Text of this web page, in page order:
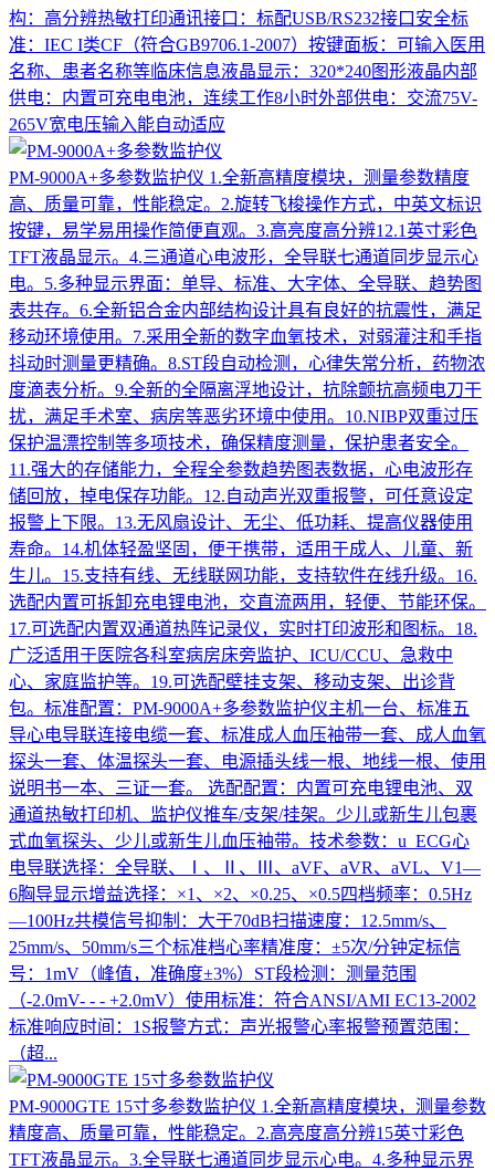
构：高分辨热敏打印通讯接口：标配USB/RS232接口安全标
准：IEC I类CF（符合GB9706.1-2007）按键面板：可输入医用
名称、患者名称等临床信息液晶显示：320*240图形液晶内部
供电：内置可充电电池，连续工作8小时外部供电：交流75V-
265V宽电压输入能自动适应
PM-9000A+多参数监护仪 1.全新高精度模块，测量参数精度
高、质量可靠，性能稳定。2.旋转飞梭操作方式，中英文标识
按键，易学易用操作简便直观。3.高亮度高分辨12.1英寸彩色
TFT液晶显示。4.三通道心电波形，全导联七通道同步显示心
电。5.多种显示界面：单导、标准、大字体、全导联、趋势图
表共存。6.全新铝合金内部结构设计具有良好的抗震性，满足
移动环境使用。7.采用全新的数字血氧技术，对弱灌注和手指
抖动时测量更精确。8.ST段自动检测，心律失常分析，药物浓
度滴表分析。9.全新的全隔离浮地设计，抗除颤抗高频电刀干
扰，满足手术室、病房等恶劣环境中使用。10.NIBP双重过压
保护温漂控制等多项技术，确保精度测量，保护患者安全。
11.强大的存储能力，全程全参数趋势图表数据，心电波形存
储回放，掉电保存功能。12.自动声光双重报警，可任意设定
报警上下限。13.无风扇设计、无尘、低功耗、提高仪器使用
寿命。14.机体轻盈坚固，便于携带，适用于成人、儿童、新
生儿。15.支持有线、无线联网功能，支持软件在线升级。16.
选配内置可拆卸充电锂电池，交直流两用，轻便、节能环保。
17.可选配内置双通道热阵记录仪，实时打印波形和图标。18.
广泛适用于医院各科室病房床旁监护、ICU/CCU、急救中
心、家庭监护等。19.可选配壁挂支架、移动支架、出诊背
包。标准配置：PM-9000A+多参数监护仪主机一台、标准五
导心电导联连接电缆一套、标准成人血压袖带一套、成人血氧
探头一套、体温探头一套、电源插头线一根、地线一根、使用
说明书一本、三证一套。 选配配置：内置可充电锂电池、双
通道热敏打印机、监护仪推车/支架/挂架。少儿或新生儿包裹
式血氧探头、少儿或新生儿血压袖带。技术参数：u ECG心
电导联选择：全导联、Ⅰ、Ⅱ、Ⅲ、aVF、aVR、aVL、V1—
6胸导显示增益选择：×1、×2、×0.25、×0.5四档频率：0.5Hz
—100Hz共模信号抑制：大于70dB扫描速度：12.5mm/s、
25mm/s、50mm/s三个标准档心率精准度：±5次/分钟定标信
号：1mV（峰值，准确度±3%）ST段检测：测量范围
（-2.0mV- - - +2.0mV）使用标准：符合ANSI/AMI EC13-2002
标准响应时间：1S报警方式：声光报警心率报警预置范围：
（超...
PM-9000GTE 15寸多参数监护仪 1.全新高精度模块，测量参数
精度高、质量可靠，性能稳定。2.高亮度高分辨15英寸彩色
TFT液晶显示。3.全导联七通道同步显示心电。4.多种显示界